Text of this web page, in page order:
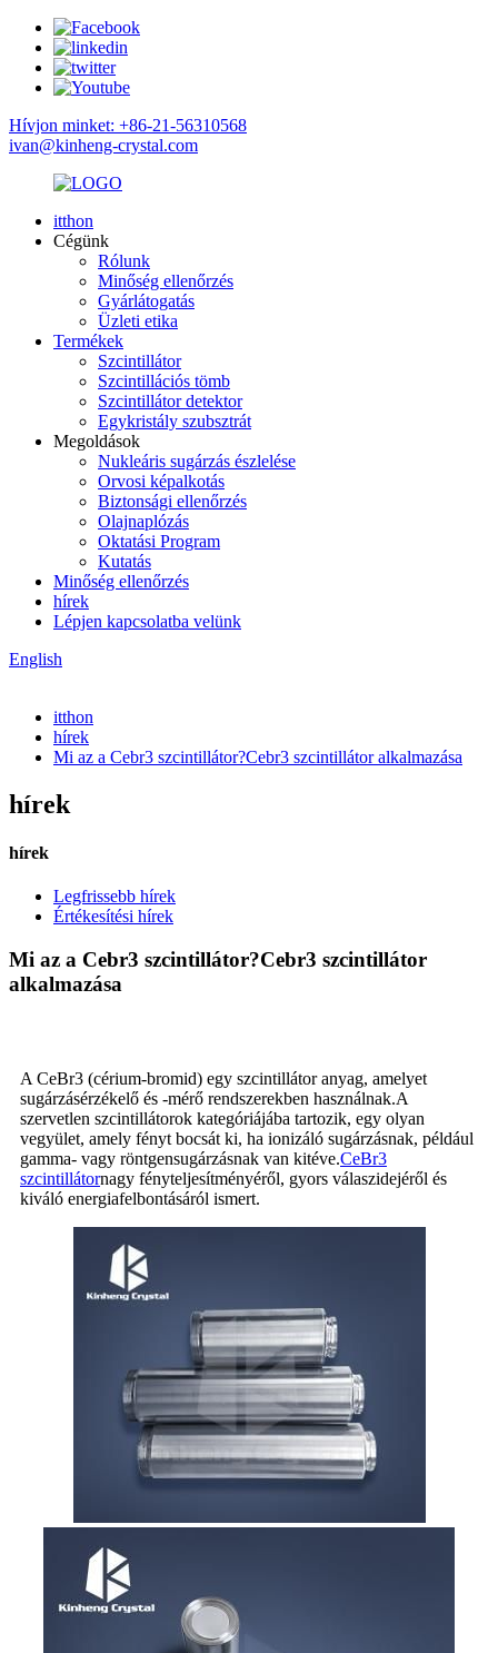
Hívjon minket: +86-21-56310568
ivan@kinheng-crystal.com
itthon
Cégünk
Rólunk
Minőség ellenőrzés
Gyárlátogatás
Üzleti etika
Termékek
Szcintillátor
Szcintillációs tömb
Szcintillátor detektor
Egykristály szubsztrát
Megoldások
Nukleáris sugárzás észlelése
Orvosi képalkotás
Biztonsági ellenőrzés
Olajnaplózás
Oktatási Program
Kutatás
Minőség ellenőrzés
hírek
Lépjen kapcsolatba velünk
English
itthon
hírek
Mi az a Cebr3 szcintillátor?Cebr3 szcintillátor alkalmazása
hírek
hírek
Legfrissebb hírek
Értékesítési hírek
Mi az a Cebr3 szcintillátor?Cebr3 szcintillátor
alkalmazása
A CeBr3 (cérium-bromid) egy szcintillátor anyag, amelyet
sugárzásérzékelő és -mérő rendszerekben használnak.A
szervetlen szcintillátorok kategóriájába tartozik, egy olyan
vegyület, amely fényt bocsát ki, ha ionizáló sugárzásnak, például
gamma- vagy röntgensugárzásnak van kitéve.CeBr3
szcintillátornagy fényteljesítményéről, gyors válaszidejéről és
kiváló energiafelbontásáról ismert.